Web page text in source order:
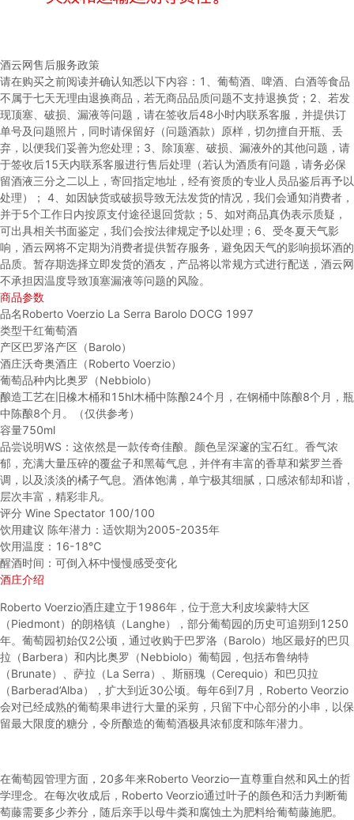
酒云网售后服务政策
请在购买之前阅读并确认知悉以下内容： 1、葡萄酒、啤酒、白酒等食品
不属于七天无理由退换商品，若无商品品质问题不支持退换货； 2、若发
现顶塞、破损、漏液等问题，请在签收后48小时内联系客服，并提供订
单号及问题照片，同时请保留好（问题酒款）原样，切勿擅自开瓶、丢
弃，以便我们妥善为您处理； 3、除顶塞、破损、漏液外的其他问题，请
于签收后15天内联系客服进行售后处理（若认为酒质有问题，请务必保
留酒液三分之二以上，寄回指定地址，经有资质的专业人员品鉴后再予以
处理）； 4、如因缺货或破损导致无法发货的情况，我们会通知消费者，
并于5个工作日内按原支付途径退回货款； 5、如对商品真伪表示质疑，
可出具相关书面鉴定，我们会按法律规定予以处理； 6、受冬夏天气影
响，酒云网将不定期为消费者提供暂存服务，避免因天气的影响损坏酒的
品质。暂存期选择立即发货的酒友，产品将以常规方式进行配送，酒云网
不承担因温度导致顶塞漏液等问题的风险。
商品参数
品名Roberto Voerzio La Serra Barolo DOCG 1997
类型干红葡萄酒
产区巴罗洛产区（Barolo）
酒庄沃奇奥酒庄（Roberto Voerzio）
葡萄品种内比奥罗（Nebbiolo）
酿造工艺在旧橡木桶和15hl木桶中陈酿24个月，在钢桶中陈酿8个月，瓶
中陈酿8个月。（仅供参考）
容量750ml
品尝说明WS：这依然是一款传奇佳酿。颜色呈深邃的宝石红。香气浓
郁，充满大量压碎的覆盆子和黑莓气息，并伴有丰富的香草和紫罗兰香
调，以及淡淡的橘子气息。酒体饱满，单宁极其细腻，口感浓郁却和谐，
层次丰富，精彩非凡。
评分 Wine Spectator 100/100
饮用建议 陈年潜力：适饮期为2005-2035年
饮用温度：16-18℃
醒酒时间：可倒入杯中慢慢感受变化
酒庄介绍
Roberto Voerzio酒庄建立于1986年，位于意大利皮埃蒙特大区
（Piedmont）的朗格镇（Langhe），部分葡萄园的历史可追朔到1250
年。葡萄园初始仅2公顷，通过收购于巴罗洛（Barolo）地区最好的巴贝
拉（Barbera）和内比奥罗（Nebbiolo）葡萄园，包括布鲁纳特
（Brunate）、萨拉（La Serra）、斯丽瑰（Cerequio）和巴贝拉
（Barberad’Alba），扩大到近30公顷。每年6到7月，Roberto Veorzio
会对已经成熟的葡萄果串进行大量的采剪，只留下中心部分的小串，以保
留最大限度的糖分，令所酿造的葡萄酒极具浓郁度和陈年潜力。
在葡萄园管理方面，20多年来Roberto Veorzio一直尊重自然和风土的哲
学理念。在每次收成后，Roberto Veorzio通过叶子的颜色和活力判断葡
萄藤需要多少养分，随后亲手以母牛粪和腐蚀土为肥料给葡萄藤施肥。